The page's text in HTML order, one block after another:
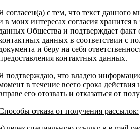
согласен(а) с тем, что текст данного
в моих интересах согласия хранится
Общества и подтверждает факт
данных в соответствии с
и беру на себя
контактных данных.
подтверждаю, что владею
в течение всего срока действия
его отозвать и отказаться от
отказа от получения рассылок: